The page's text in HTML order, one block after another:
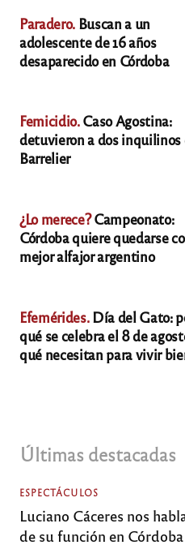
Paradero. Buscan a un
adolescente de 16 años
desaparecido en Córdoba
Femicidio.Caso Agostina:
detuvieron a dos inquilinos
Barrelier
¿Lo merece?Campeonato:
Córdoba quiere quedarse
mejor alfajor argentino
Efemérides.Día del Gato:
qué se celebra el 8 de
qué necesitan para vivir
Últimas destacadas
ESPECTÁCULOS
Luciano Cáceres nos
de su función en Córdoba